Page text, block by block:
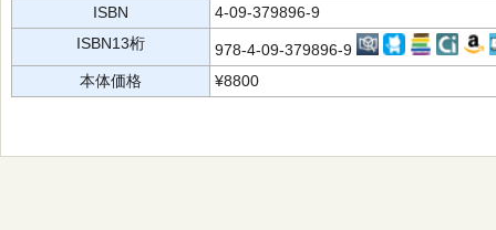
ISBN
4-09-379896-9
ISBN13桁
978-4-09-379896-9
本体価格
¥8800